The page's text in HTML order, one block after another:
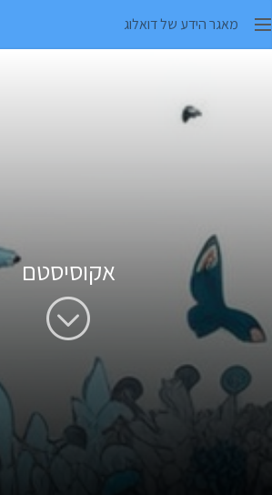
מאגר הידע של דואלוג
אקוסיסטם